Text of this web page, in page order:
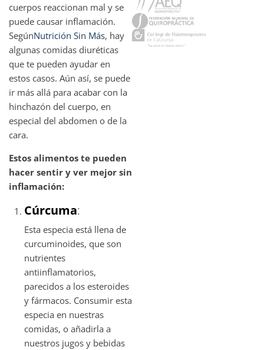
cuerpos reaccionan mal y se
puede causar inflamación.
SegúnNutrición Sin Más, hay
algunas comidas diuréticas
que te pueden ayudar en
estos casos. Aún así, se puede
ir más allá para acabar con la
hinchazón del cuerpo, en
especial del abdomen o de la
cara.
Estos alimentos te pueden
hacer sentir y ver mejor sin
inflamación:
Cúrcuma:
Esta especia está llena de
curcuminoides, que son
nutrientes
antiinflamatorios,
parecidos a los esteroides
y fármacos. Consumir esta
especia en nuestras
comidas, o añadirla a
nuestros jugos y bebidas